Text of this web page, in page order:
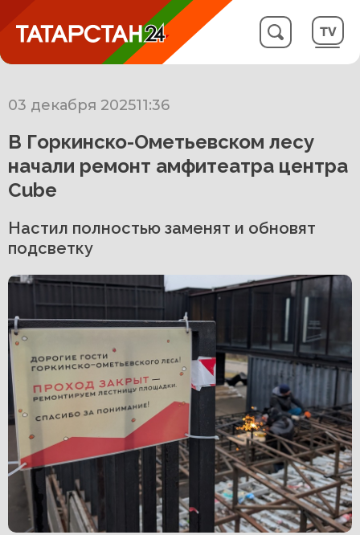
03 декабря 202511:36
В Горкинско-Ометьевском лесу
начали ремонт амфитеатра центра
Cube
Настил полностью заменят и обновят
подсветку